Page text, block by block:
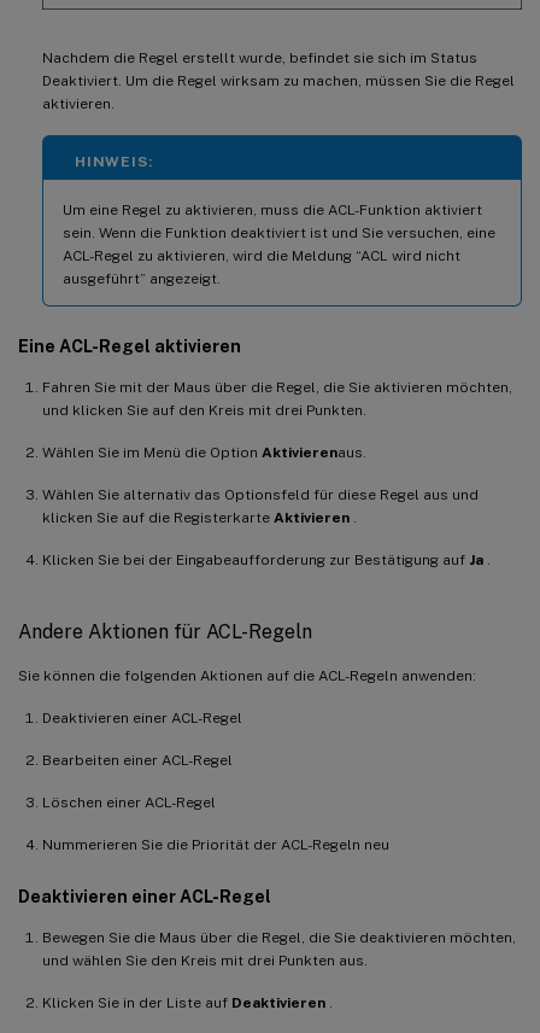
Nachdem die Regel erstellt wurde, befindet sie sich im Status
Deaktiviert. Um die Regel wirksam zu machen, müssen Sie die Regel
aktivieren.
HINWEIS:
Um eine Regel zu aktivieren, muss die ACL-Funktion aktiviert
sein. Wenn die Funktion deaktiviert ist und Sie versuchen, eine
ACL-Regel zu aktivieren, wird die Meldung “ACL wird nicht
ausgeführt” angezeigt.
Eine ACL-Regel aktivieren
Fahren Sie mit der Maus über die Regel, die Sie aktivieren möchten,
und klicken Sie auf den Kreis mit drei Punkten.
Wählen Sie im Menü die Option Aktivierenaus.
Wählen Sie alternativ das Optionsfeld für diese Regel aus und
klicken Sie auf die Registerkarte Aktivieren .
Klicken Sie bei der Eingabeaufforderung zur Bestätigung auf Ja .
Andere Aktionen für ACL-Regeln
Sie können die folgenden Aktionen auf die ACL-Regeln anwenden:
Deaktivieren einer ACL-Regel
Bearbeiten einer ACL-Regel
Löschen einer ACL-Regel
Nummerieren Sie die Priorität der ACL-Regeln neu
Deaktivieren einer ACL-Regel
Bewegen Sie die Maus über die Regel, die Sie deaktivieren möchten,
und wählen Sie den Kreis mit drei Punkten aus.
Klicken Sie in der Liste auf Deaktivieren .